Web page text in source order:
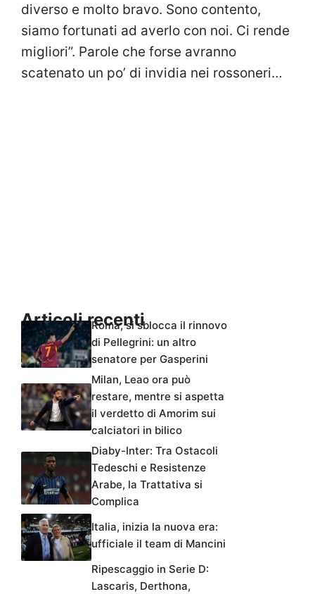
diverso e molto bravo. Sono contento,
siamo fortunati ad averlo con noi. Ci rende
migliori”. Parole che forse avranno
scatenato un po’ di invidia nei rossoneri…
Articoli recentiRoma, si sblocca il rinnovo
di Pellegrini: un altro
senatore per Gasperini
Milan, Leao ora può
restare, mentre si aspetta
il verdetto di Amorim sui
calciatori in bilico
Diaby-Inter: Tra Ostacoli
Tedeschi e Resistenze
Arabe, la Trattativa si
Complica
Italia, inizia la nuova era:
ufficiale il team di Mancini
Ripescaggio in Serie D:
Lascaris, Derthona,